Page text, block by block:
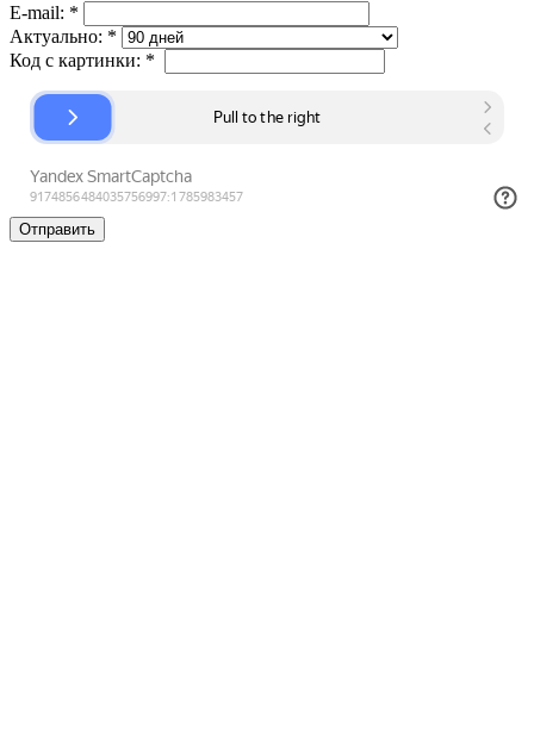
E-mail: *
Актуально: *
Код с картинки: *